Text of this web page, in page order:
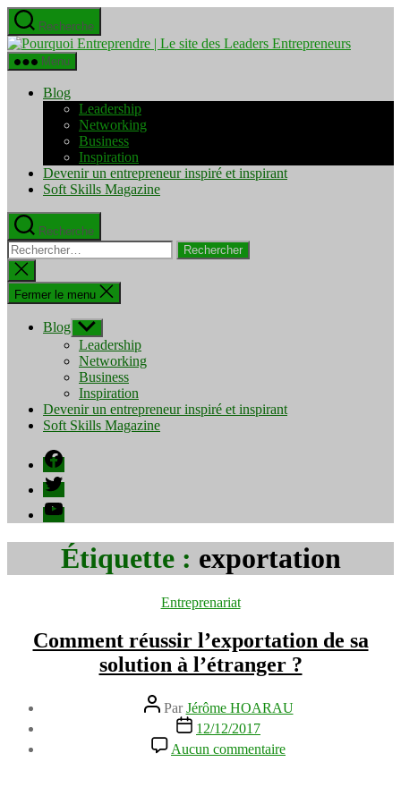
Aller
au
contenu
Recherche
Pourquoi
Menu
Blog
Leadership
Networking
Business
Inspiration
Devenir un entrepreneur inspiré et inspirant
Soft Skills Magazine
Recherche
Rechercher :
Fermer
la
recherche
Fermer le menu
Blog Afficher
le
sous-
menu
Leadership
Networking
Business
Inspiration
Devenir un entrepreneur inspiré et inspirant
Soft Skills Magazine
Facebook
Twitter
YouTube
Étiquette : exportation
Catégories
Entreprenariat
Comment réussir l’exportation de sa
solution à l’étranger ?
Auteur
de
l’article
ParJérôme HOARAU
Date
l’article
12/12/2017
Aucun commentaire
Comment